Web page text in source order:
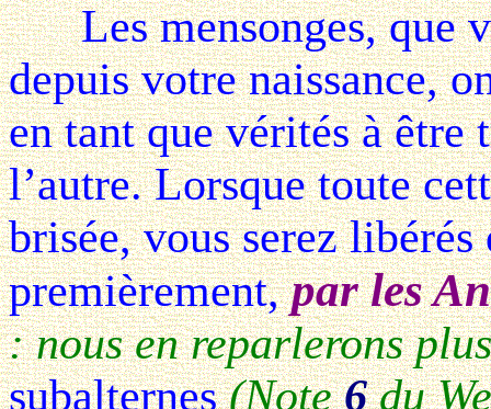
Les mensonges, que
depuis votre naissance,
en tant que vérités à être
l’autre. Lorsque toute
brisée, vous serez
premièrement,par les
: nous en reparlerons
subalternes(Note6du